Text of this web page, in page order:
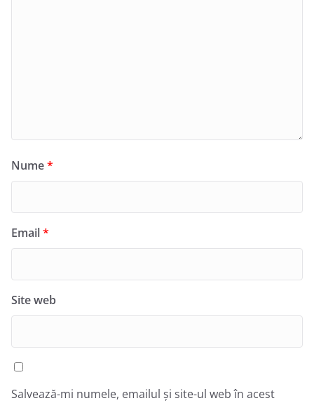
Nume*
Email*
Site web
Salvează-mi numele, emailul și site-ul web în acest